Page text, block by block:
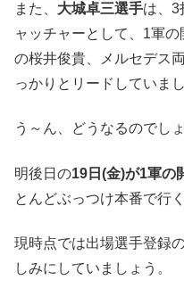
また、 大城卓三選手は、3
ャッチャーとして、1軍
の桜井俊貴、メルセデス
っかりとリードしていまし
う～ん、どうなるのでしょ
明後日の19日(金)が1軍の
とんどぶっつけ本番で行
現時点では出場選手登録
しみにしていましょう。